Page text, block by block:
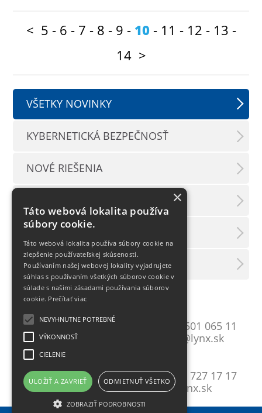
< 5 - 6 - 7 - 8 - 9 - 10 - 11 - 12 - 13 -
14 >
VŠETKY NOVINKY
KYBERNETICKÁ BEZPEČNOSŤ
NOVÉ RIEŠENIA
TLAČOVÉ SPRÁVY
LX INFORMAČNÝ SERVIS
Bratislava
Mlynské Nivy 10
821 09 Bratislava
+421 2 501 065 11
lynxba@lynx.sk
Košice
Gavlovičova 9
040 17 Košice
T:+421 55 727 17 17
E: lynx@lynx.sk
×
Táto webová lokalita používa
súbory cookie.
Táto webová lokalita používa súbory cookie na
zlepšenie používateľskej skúsenosti.
Používaním našej webovej lokality vyjadrujete
súhlas s používaním všetkých súborov cookie v
súlade s našimi zásadami používania súborov
cookie. Prečítať viac
NEVYHNUTNE POTREBNÉ
VÝKONNOSŤ
CIELENIE
ULOŽIŤ A ZAVRIEŤ ODMIETNUŤ VŠETKO
ZOBRAZIŤ PODROBNOSTI